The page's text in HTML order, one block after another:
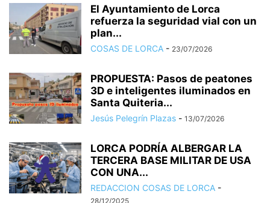
El Ayuntamiento de Lorca
refuerza la seguridad vial con un
plan...
COSAS DE LORCA - 23/07/2026
PROPUESTA: Pasos de peatones
3D e inteligentes iluminados en
Santa Quiteria...
Jesús Pelegrín Plazas - 13/07/2026
LORCA PODRÍA ALBERGAR LA
TERCERA BASE MILITAR DE USA
CON UNA...
REDACCION COSAS DE LORCA -
28/12/2025